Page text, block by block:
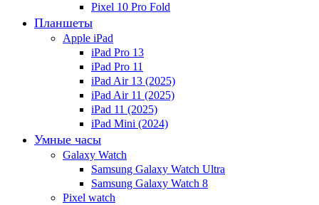
Pixel 10 Pro Fold
Планшеты
Apple iPad
iPad Pro 13
iPad Pro 11
iPad Air 13 (2025)
iPad Air 11 (2025)
iPad 11 (2025)
iPad Mini (2024)
Умные часы
Galaxy Watch
Samsung Galaxy Watch Ultra
Samsung Galaxy Watch 8
Pixel watch